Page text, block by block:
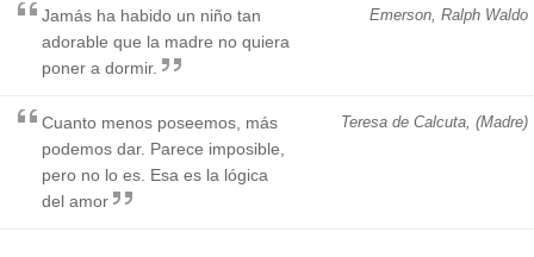
Emerson, Ralph Waldo
Jamás ha habido un niño tan
adorable que la madre no quiera
poner a dormir.
Teresa de Calcuta, (Madre)
Cuanto menos poseemos, más
podemos dar. Parece imposible,
pero no lo es. Esa es la lógica
del amor